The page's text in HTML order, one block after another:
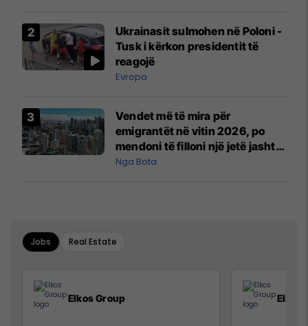
Mançesterit
Ukrainasit sulmohen në Poloni -
Tusk i kërkon presidentit të
reagojë
Evropa
Vendet më të mira për
emigrantët në vitin 2026, po
mendoni të filloni një jetë jashtë
vendit?
Nga Bota
Jobs Real Estate
Elkos Group Elkos